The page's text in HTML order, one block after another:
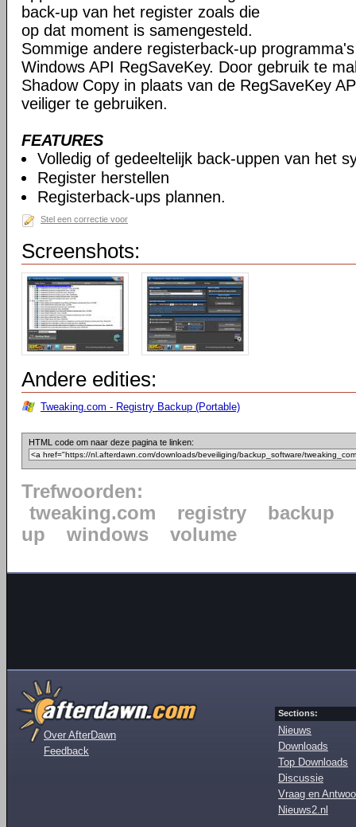
back-up van het register zoals die
op dat moment is samengesteld.
Sommige andere registerback-up
Windows API RegSaveKey. Door gebruik te
Shadow Copy in plaats van de RegSaveKey
veiliger te gebruiken.
FEATURES
Volledig of gedeeltelijk back-uppen van het
Register herstellen
Registerback-ups plannen.
Stel een correctie voor
Screenshots:
Andere edities:
Tweaking.com - Registry Backup (Portable)
HTML code om naar deze pagina te linken:
Trefwoorden:
tweaking.com
registry
backup
up
windows volume
Over AfterDawn
Feedback
Sections:
Nieuws
Downloads
Top Downloads
Discussie
Vraag en
Nieuws2.nl